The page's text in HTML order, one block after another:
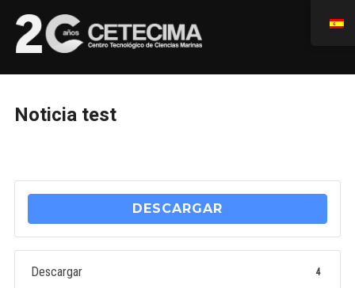
Noticia test
DESCARGAR
Descargar 4